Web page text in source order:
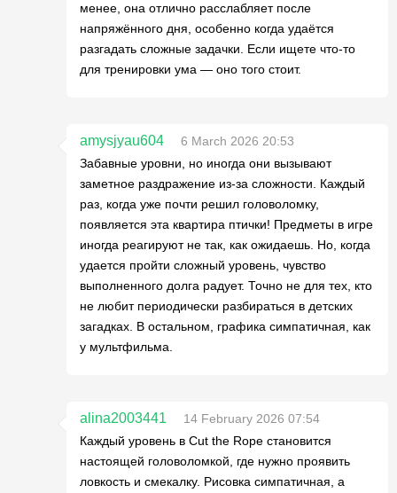
менее, она отлично расслабляет после
напряжённого дня, особенно когда удаётся
разгадать сложные задачки. Если ищете что-то
для тренировки ума — оно того стоит.
amysjyau604
6 March 2026 20:53
Забавные уровни, но иногда они вызывают
заметное раздражение из-за сложности. Каждый
раз, когда уже почти решил головоломку,
появляется эта квартира птички! Предметы в игре
иногда реагируют не так, как ожидаешь. Но, когда
удается пройти сложный уровень, чувство
выполненного долга радует. Точно не для тех, кто
не любит периодически разбираться в детских
загадках. В остальном, графика симпатичная, как
у мультфильма.
alina2003441
14 February 2026 07:54
Каждый уровень в Cut the Rope становится
настоящей головоломкой, где нужно проявить
ловкость и смекалку. Рисовка симпатичная, а